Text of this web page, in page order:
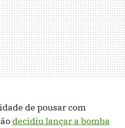
de pousar com
decidiu lançar a bomba